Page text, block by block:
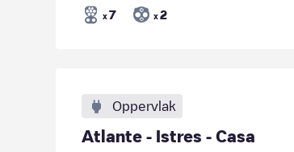
x 7 x 2
Oppervlak
Atlante - Istres - Casa